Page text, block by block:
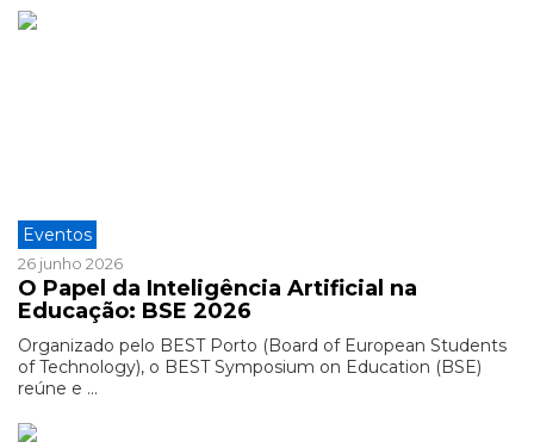
Eventos
26 junho 2026
O Papel da Inteligência Artificial na
Educação: BSE 2026
Organizado pelo BEST Porto (Board of European Students
of Technology), o BEST Symposium on Education (BSE)
reúne e ...